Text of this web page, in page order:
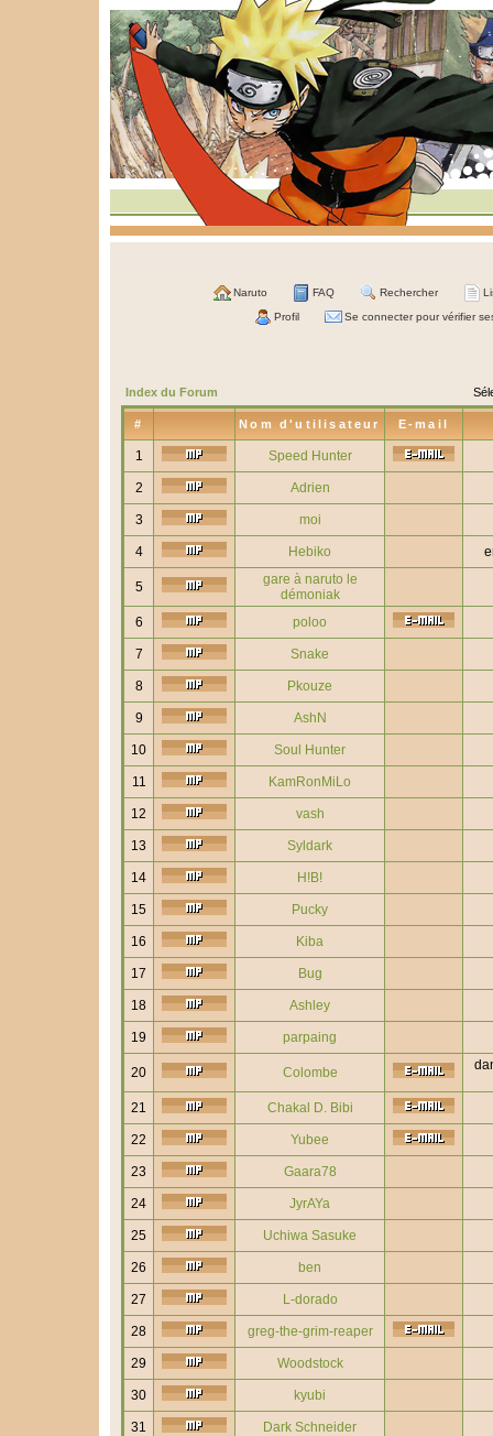
Naruto FAQ Rechercher
Profil Se connecter pour vérifier
Index du Forum
# Nom d'utilisateur E-mail
1 Speed Hunter
2 Adrien
3 moi
4 Hebiko
5
gare à naruto le
démoniak
6
poloo
7 Snake
8 Pkouze
9 AshN
10 Soul Hunter
11 KamRonMiLo
12 vash
13 Syldark
14 H!B!
15 Pucky
16 Kiba
17 Bug
18 Ashley
19 parpaing
20 Colombe
21 Chakal D. Bibi
22 Yubee
23 Gaara78
24 JyrAYa
25 Uchiwa Sasuke
26 ben
27 L-dorado
28 greg-the-grim-reaper
29 Woodstock
30 kyubi
31 Dark Schneider